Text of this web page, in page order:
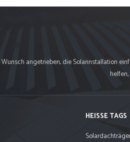
angetrieben, die Solarinstallation
HEISSE TAGS